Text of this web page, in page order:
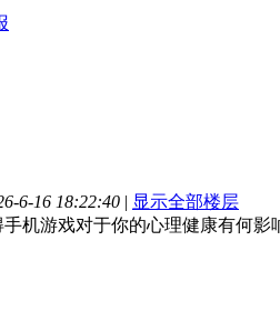
6-16 18:22:40 | 显示全部楼层
机游戏对于你的心理健康有何影